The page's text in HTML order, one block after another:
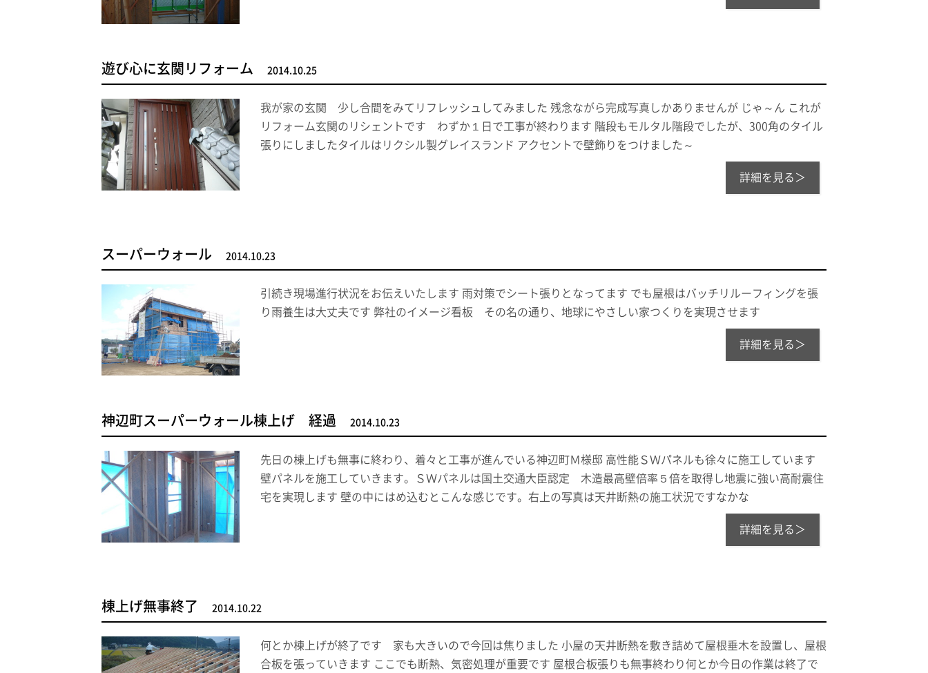
遊び心に玄関リフォーム 2014.10.25
我が家の玄関 少し合間をみてリフレッシュしてみました 残念ながら完成写真しかありませんが じゃ～ん これが
リフォーム玄関のリシェントです わずか１日で工事が終わります 階段もモルタル階段でしたが、300角のタイル
張りにしましたタイルはリクシル製グレイスランド アクセントで壁飾りをつけました～
詳細を見る＞
スーパーウォール 2014.10.23
引続き現場進行状況をお伝えいたします 雨対策でシート張りとなってます でも屋根はバッチリルーフィングを張
り雨養生は大丈夫です 弊社のイメージ看板 その名の通り、地球にやさしい家つくりを実現させます
詳細を見る＞
神辺町スーパーウォール棟上げ 経過 2014.10.23
先日の棟上げも無事に終わり、着々と工事が進んでいる神辺町Ｍ様邸 高性能ＳＷパネルも徐々に施工しています
壁パネルを施工していきます。ＳＷパネルは国土交通大臣認定 木造最高壁倍率５倍を取得し地震に強い高耐震住
宅を実現します 壁の中にはめ込むとこんな感じです。右上の写真は天井断熱の施工状況ですなかな
詳細を見る＞
棟上げ無事終了 2014.10.22
何とか棟上げが終了です 家も大きいので今回は焦りました 小屋の天井断熱を敷き詰めて屋根垂木を設置し、屋根
合板を張っていきます ここでも断熱、気密処理が重要です 屋根合板張りも無事終わり何とか今日の作業は終了で